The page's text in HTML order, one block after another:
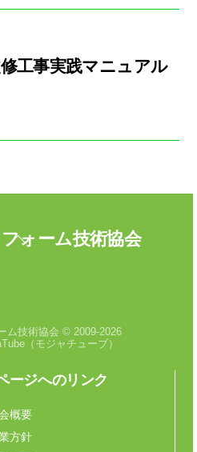
工事実践マニュアル
Back
To
ォーム技術協会
ム技術協会 © 2009-2026
（モジャチューブ）
ージへのリンク
概要
方針